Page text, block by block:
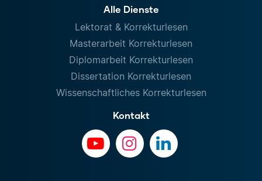
Alle Dienste
Lektorat & Korrekturlesen
Masterarbeit Korrekturlesen
Diplomarbeit Korrekturlesen
Dissertation Korrekturlesen
Wissenschaftliches Korrekturlesen
Kontakt